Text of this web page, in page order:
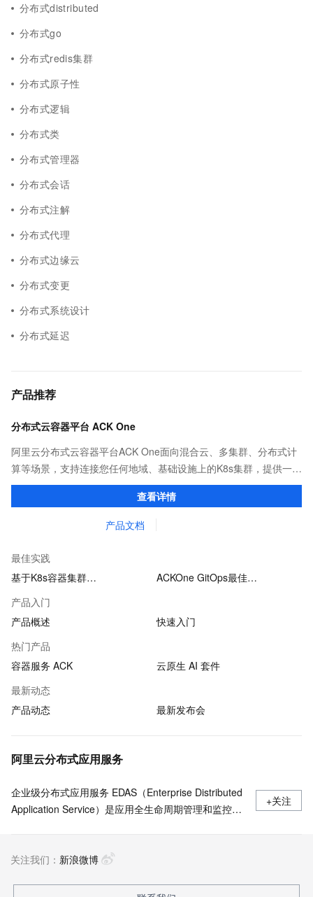
分布式distributed
分布式go
分布式redis集群
分布式原子性
分布式逻辑
分布式类
分布式管理器
分布式会话
分布式注解
分布式代理
分布式边缘云
分布式变更
分布式系统设计
分布式延迟
产品推荐
分布式云容器平台 ACK One
阿里云分布式云容器平台ACK One面向混合云、多集群、分布式计
算等场景，支持连接您任何地域、基础设施上的K8s集群，提供一致
的社区兼容的API，助力管理分布式云资源。
查看详情
产品文档
最佳实践
基于K8s容器集群…
ACKOne GitOps最佳…
产品入门
产品概述
快速入门
热门产品
容器服务 ACK
云原生 AI 套件
最新动态
产品动态
最新发布会
阿里云分布式应用服务
企业级分布式应用服务 EDAS（Enterprise Distributed
Application Service）是应用全生命周期管理和监控的
的发布运行和服务治理 ，Java支持Spring Cloud、
+关注
关注我们： 新浪微博